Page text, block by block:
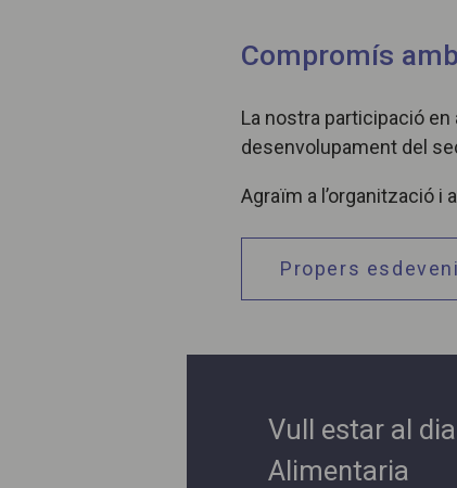
Compromís
La nostra participació
desenvolupament del
Agraïm a l’organització
Propers
Vull estar al
Alimentaria